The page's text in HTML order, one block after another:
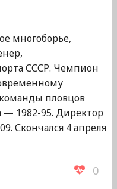
многоборье,
СССР. Чемпион
пловцов
— 1982-95. Директор
Скончался 4 апреля
0